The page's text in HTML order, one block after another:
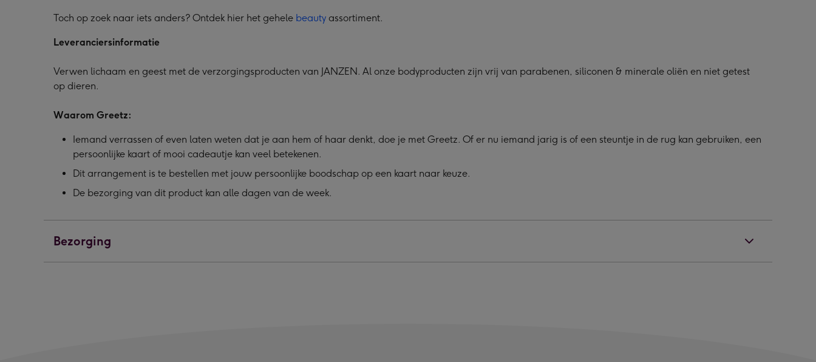
Toch op zoek naar iets anders? Ontdek hier het gehele beauty assortiment.
Leveranciersinformatie
Verwen lichaam en geest met de verzorgingsproducten van JANZEN. Al onze bodyproducten zijn vrij van parabenen, siliconen & minerale oliën en niet getest
op dieren.
Waarom Greetz:
Iemand verrassen of even laten weten dat je aan hem of haar denkt, doe je met Greetz. Of er nu iemand jarig is of een steuntje in de rug kan gebruiken, een
persoonlijke kaart of mooi cadeautje kan veel betekenen.
Dit arrangement is te bestellen met jouw persoonlijke boodschap op een kaart naar keuze.
De bezorging van dit product kan alle dagen van de week.
Bezorging